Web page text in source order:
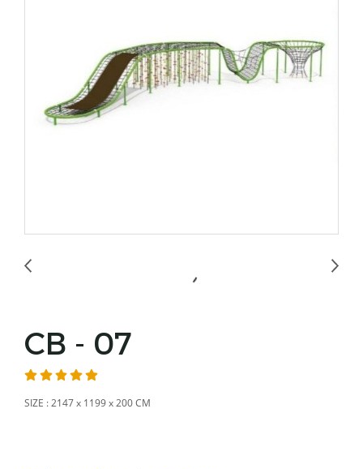
CB - 07
SIZE : 2147 x 1199 x 200 CM